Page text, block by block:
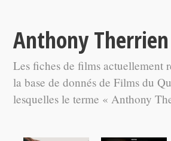
Anthony Therrien
Les fiches de films actuellement
la base de donnés de Films du
lesquelles le terme « Anthony